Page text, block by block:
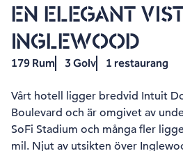
EN ELEGANT
INGLEWOOD
179 Rum 3 Golv 1 restaurang
Vårt hotell ligger bredvid Intuit
Boulevard och är omgivet av
SoFi Stadium och många fler
mil. Njut av utsikten över